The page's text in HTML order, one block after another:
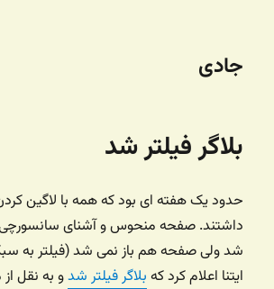
جادی
بلاگر فیلتر شد
حدود یک هفته ای بود که همه با لاگین
داشتند. صفحه منحوس و‌‌ آشنای
شد ولی صفحه هم باز نمی شد (فیلتر به
ایتنا اعلام کرد که بلاگر فیلتر شدو به نقل